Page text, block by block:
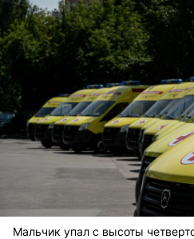
Мальчик упал с высоты